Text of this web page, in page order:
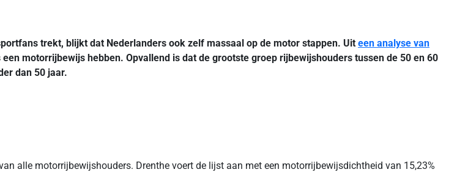
trekt, blijkt dat Nederlanders ook zelf massaal op de motor stappen. Uit een analyse van
motorrijbewijs hebben. Opvallend is dat de grootste groep rijbewijshouders tussen de 50 en 60
dan 50 jaar.
alle motorrijbewijshouders. Drenthe voert de lijst aan met een motorrijbewijsdichtheid van 15,23%